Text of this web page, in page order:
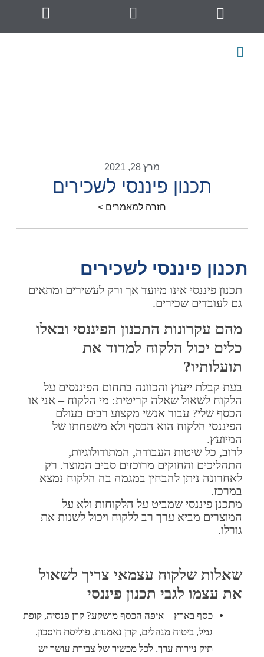
מרץ 28, 2021
תכנון פיננסי לשכירים
חזרה למאמרים >
תכנון פיננסי לשכירים
תכנון פיננסי אינו מיועד אך ורק לעשירים ומתאים
גם לעובדים שכירים.
מהם עקרונות התכנון הפיננסי ובאלו
כלים יכול הלקוח למדוד את
תועלותיו?
בעת קבלת ייעוץ והכוונה בתחום הפיננסים על
הלקוח לשאול שאלה קריטית: מי הלקוח – אני או
הכסף שלי? עבור אנשי מקצוע רבים בעולם
הפיננסי הלקוח הוא הכסף ולא משפחתו של
המיועץ.
לרוב, כל שיטות העבודה, המתודולוגיות,
התהליכים והחוקים מרוכזים סביב המוצר. רק
לאחרונה ניתן להבחין במגמה בה הלקוח נמצא
במרכז.
מתכנן פיננסי שמביט על הלקוחות ולא על
המוצרים מביא ערך רב ללקוח ויכול לשנות את
גורלו.
שאלות שלקוח עצמאי צריך לשאול
את עצמו לגבי תכנון פיננסי
כסף בארץ – איפה הכסף מושקע? קרן פנסיה, קופת
גמל, ביטוח מנהלים, קרן נאמנות, פוליסת חיסכון,
תיק ניירות ערך. לכל מכשיר של צבירת עושר יש